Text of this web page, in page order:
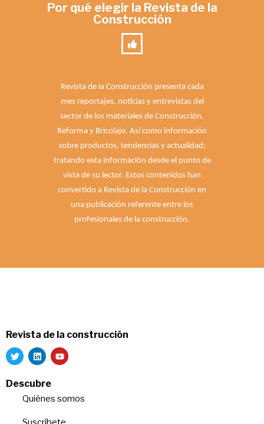
Por qué elegir la Revista de la
Construcción
Revista de la Construcción presenta cada
mes reportajes, noticias y entrevistas del
sector de los materiales de Construcción,
Reforma y Bricolaje. Así como información
sobre productos, tendencias y actualidad;
tratando esta información desde el punto de
vista de su lector. Estos contenidos han
convertido a Revista de la Construcción en
una publicación referente entre los
profesionales de la construcción.
Revista de la construcción
Descubre
Quiénes somos